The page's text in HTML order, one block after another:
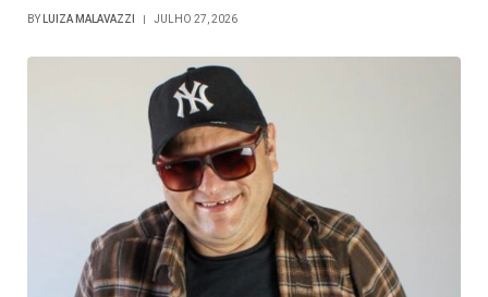
BY LUIZA MALAVAZZI JULHO 27, 2026